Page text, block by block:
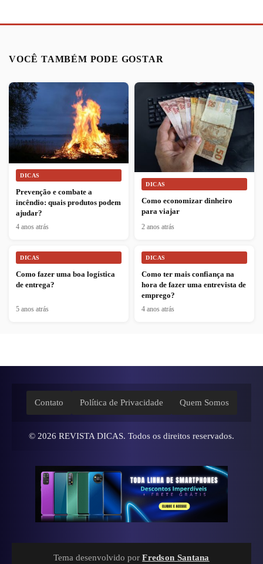
VOCÊ TAMBÉM PODE GOSTAR
DICAS
Prevenção e combate a
incêndio: quais produtos podem
ajudar?
4 anos atrás
DICAS
Como economizar dinheiro
para viajar
2 anos atrás
DICAS
Como fazer uma boa logística
de entrega?
5 anos atrás
DICAS
Como ter mais confiança na
hora de fazer uma entrevista de
emprego?
4 anos atrás
Contato Política de Privacidade Quem Somos
© 2026 REVISTA DICAS. Todos os direitos reservados.
Tema desenvolvido por Fredson Santana